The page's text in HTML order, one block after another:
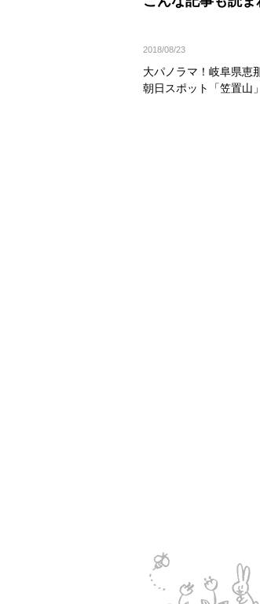
2018/08/23
大パノラマ！岐阜県恵
朝日スポット「笠置山